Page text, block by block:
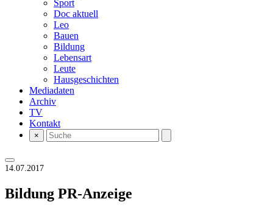
Sport
Doc aktuell
Leo
Bauen
Bildung
Lebensart
Leute
Hausgeschichten
Mediadaten
Archiv
TV
Kontakt
×
14.07.2017
Bildung PR-Anzeige